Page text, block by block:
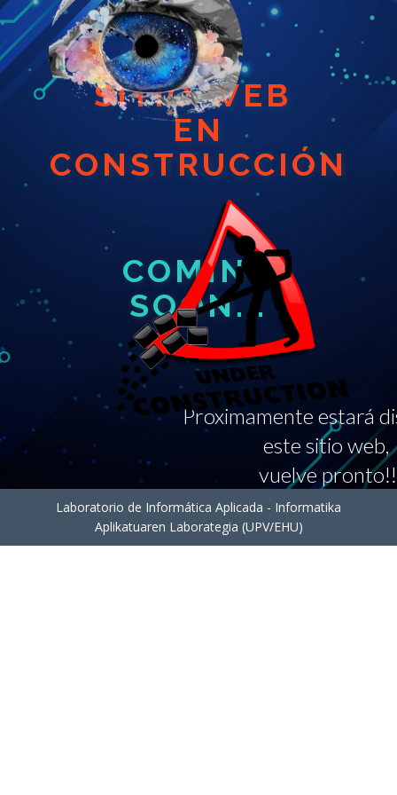
SITIO WEB
EN
CONSTRUCCIÓN
COMING
SOON...
Proximamente estará
este sitio web,
vuelve pronto!!
Laboratorio de Informática Aplicada - Informatika
Aplikatuaren Laborategia (UPV/EHU)